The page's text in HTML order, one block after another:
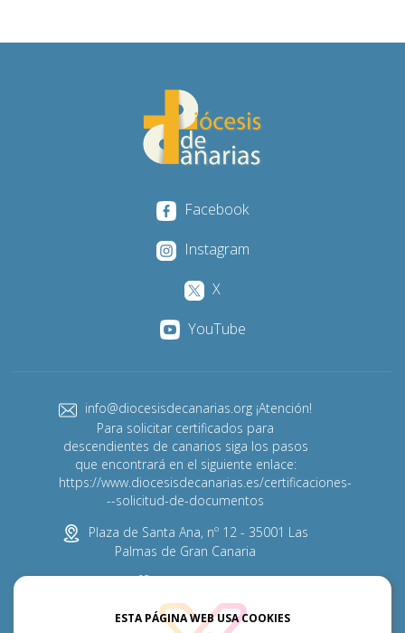
ESTA PÁGINA WEB USA COOKIES
Facebook
Instagram
X
YouTube
info@diocesisdecanarias.org ¡Atención!
Para solicitar certificados para
descendientes de canarios siga los pasos
que encontrará en el siguiente enlace:
https://www.diocesisdecanarias.es/certificaciones-
--solicitud-de-documentos
Plaza de Santa Ana, nº 12 - 35001 Las
Palmas de Gran Canaria